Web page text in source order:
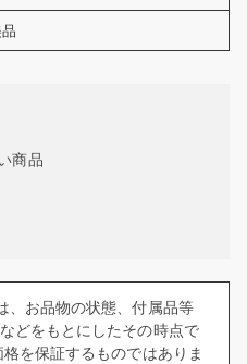
商品
、お品物の状態、付属品等
どをもとにしたその時点で
を保証するものではありま